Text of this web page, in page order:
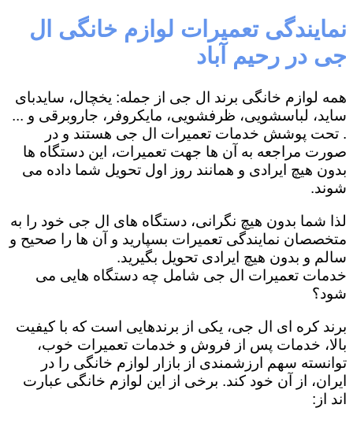
نمایندگی تعمیرات لوازم خانگی ال
جی در رحیم ‌آباد
همه لوازم خانگی برند ال جی از جمله: یخچال، سایدبای
ساید، لباسشویی، ظرفشویی، مایکروفر، جاروبرقی و ...
. تحت پوشش خدمات تعمیرات ال جی هستند و در
صورت مراجعه به آن ها جهت تعمیرات، این دستگاه ها
بدون هیچ ایرادی و همانند روز اول تحویل شما داده می
شوند.
لذا شما بدون هیچ نگرانی، دستگاه های ال جی خود را به
متخصصان نمایندگی تعمیرات بسپارید و آن ها را صحیح و
سالم و بدون هیچ ایرادی تحویل بگیرید.
خدمات تعمیرات ال جی شامل چه دستگاه هایی می
شود؟
برند کره ای ال جی، یکی از برندهایی است که با کیفیت
بالا، خدمات پس از فروش و خدمات تعمیرات خوب،
توانسته سهم ارزشمندی از بازار لوازم خانگی را در
ایران، از آن خود کند. برخی از این لوازم خانگی عبارت
اند از: